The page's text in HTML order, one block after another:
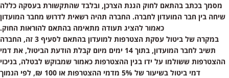
מסמך בכתב בהתאם לחוק הגנת הצרכן, ובלבד שהתקשורת בעסקה כללה
שיחה בין חבר המועדון לחברה. החברה תהיה רשאית לדרוש מחבר המועדון
כאמור להציג תעודה מתאימה בהתאם להוראות החוק.
במקרה של ביטול עסקת הצטרפות למועדון בהתאם לסעיף 3 זה, החברה
תשיב לחבר המועדון, בתוך 14 ימים מיום קבלת הודעת הביטול, את דמי
ההצטרפות ששולמו על ידו בגין ההצטרפות כאמור שמבוקש לבטלה, בניכוי
דמי ביטול בשיעור של 5% מדמי ההצטרפות או 100 ₪, לפי הנמוך